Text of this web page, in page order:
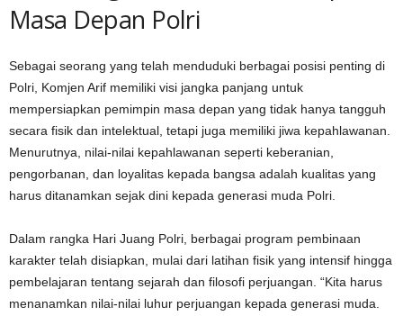
Masa Depan Polri
Sebagai seorang yang telah menduduki berbagai posisi penting di
Polri, Komjen Arif memiliki visi jangka panjang untuk
mempersiapkan pemimpin masa depan yang tidak hanya tangguh
secara fisik dan intelektual, tetapi juga memiliki jiwa kepahlawanan.
Menurutnya, nilai-nilai kepahlawanan seperti keberanian,
pengorbanan, dan loyalitas kepada bangsa adalah kualitas yang
harus ditanamkan sejak dini kepada generasi muda Polri.
Dalam rangka Hari Juang Polri, berbagai program pembinaan
karakter telah disiapkan, mulai dari latihan fisik yang intensif hingga
pembelajaran tentang sejarah dan filosofi perjuangan. “Kita harus
menanamkan nilai-nilai luhur perjuangan kepada generasi muda.